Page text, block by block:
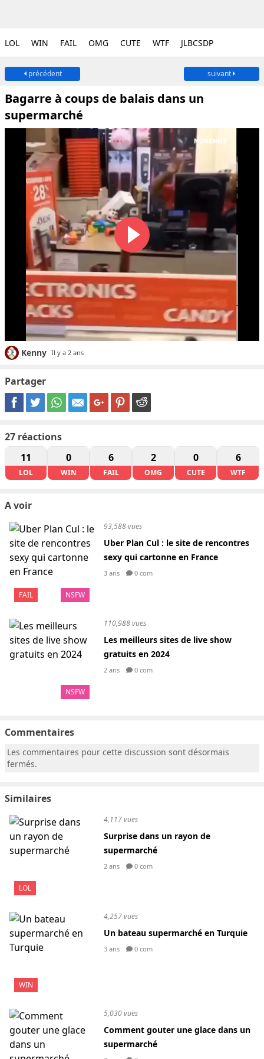
LOL WIN FAIL OMG CUTE WTF JLBCSDP
précédent suivant
Bagarre à coups de balais dans un
supermarché
Kenny Il y a 2 ans
Partager
27 réactions
11
LOL
0
WIN
6
FAIL
2
OMG
0
CUTE
6
WTF
A voir
FAIL NSFW
93,588 vues
Uber Plan Cul : le site de rencontres
sexy qui cartonne en France
3 ans 0 com
NSFW
110,988 vues
Les meilleurs sites de live show
gratuits en 2024
2 ans 0 com
Commentaires
Les commentaires pour cette discussion sont désormais
fermés.
Similaires
LOL
4,117 vues
Surprise dans un rayon de
supermarché
2 ans 0 com
WIN
4,257 vues
Un bateau supermarché en Turquie
3 ans 0 com
5,030 vues
Comment gouter une glace dans un
supermarché